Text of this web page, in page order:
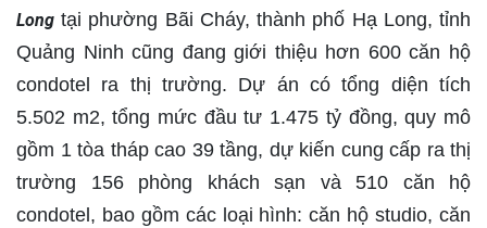
Long tại phường Bãi Cháy, thành phố Hạ Long, tỉnh
Quảng Ninh cũng đang giới thiệu hơn 600 căn hộ
condotel ra thị trường. Dự án có tổng diện tích
5.502 m2, tổng mức đầu tư 1.475 tỷ đồng, quy mô
gồm 1 tòa tháp cao 39 tầng, dự kiến cung cấp ra thị
trường 156 phòng khách sạn và 510 căn hộ
condotel, bao gồm các loại hình: căn hộ studio, căn